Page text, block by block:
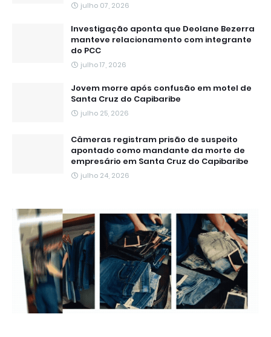
julho 07, 2026
Investigação aponta que Deolane Bezerra
manteve relacionamento com integrante
do PCC
julho 17, 2026
Jovem morre após confusão em motel de
Santa Cruz do Capibaribe
julho 25, 2026
Câmeras registram prisão de suspeito
apontado como mandante da morte de
empresário em Santa Cruz do Capibaribe
julho 24, 2026